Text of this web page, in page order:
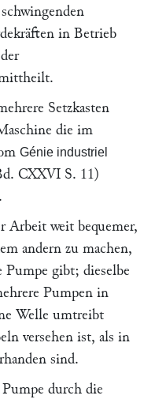
in Betrieb
Setzkasten
die im
Génie industriel
CXXVI S. 11)
Arbeit weit bequemer,
andern zu machen,
Pumpe gibt; dieselbe
Pumpen in
Welle umtreibt
versehen ist, als in
sind.
durch die